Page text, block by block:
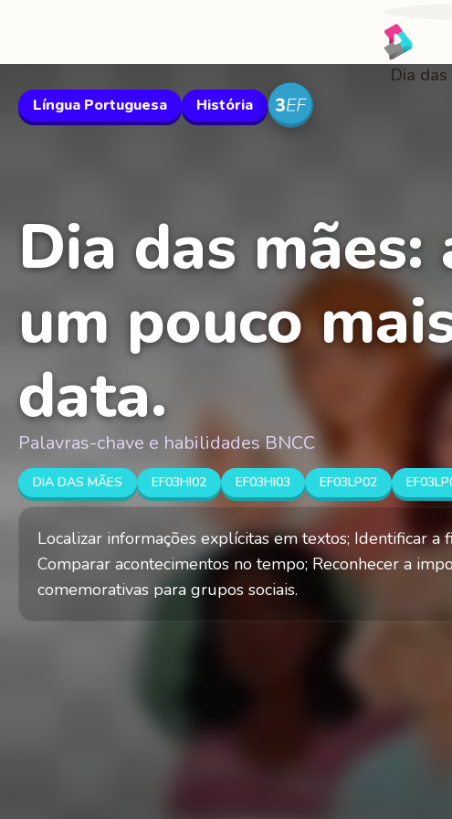
Dia
Língua Portuguesa História
Dia das
um pouco
data.
Palavras-chave e habilidades BNCC
DIA DAS MÃES EF03HI02 EF03HI03 EF03LP02
Localizar informações explícitas em textos; Identificar a
Comparar acontecimentos no tempo; Reconhecer a
comemorativas para grupos sociais.